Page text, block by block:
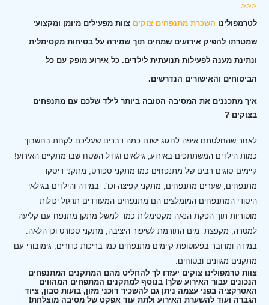
<<<
לטרמפולינו השכרת מתנפחים צוקים צוות מפעילים מיומן ומקצועי
שמטרתו להפיק אירועים שמחים תוך שמירה על בטיחות מקסימלית
ונתינת מענה לפעילות תנועתית לילדים. כל אירוע מופק עם כל
הביטוחים והאישורים הנדרשים.
איך מתכננים את המסיבה הטובה ביותר לילד שלכם עם מתנפחים
בצוקים ?
לאחר שהחלטתם איפה לחגוג ישנם כמה דברים שעליכם לקחת בחשבון:
כמות הילדים המשתתפים באירוע, גילאים וגודל השטח שבו מתקיים האירוע!
קיימים סוגים רבים של מתנפחים כמו מתקני ספורט, מתקני דיסקו
מתנפחים, שערים מתנפחים, מתקני קפיצה וכו'. במידה והילדים בגילאי
היסודי המתנפחים המומלצים הם מתנפחים המעודדים תרגול יכולות
מוטוריות תוך הפקת הנאה מקסימלית כמו למשל מתקן מתנפח עם קליעה
למטרה, מקפצת מים התורמת לשיפור היציבה, מתקני ספורט וכן הלאה.
במידה ומדובר בפעוטופת קיימים מתנפחים כמו בריכות כדורים, גימובורי עם
מתקנים מגוונים ובטוחים.
צוות טרמפולינו צוקים יעזרו לך להחליט מהם המתקנים המתנפחים
הנכונים עבור האירוע שלך! בנוסף למתקנים המתפחים המהווים
האטרקציה בפני עצמה ניתן גם להשכיר דוכני מזון, בועות סבון, ציוד
הגברה ועוד להשערת האירוע ולתת עוד אפקט של מסיבה מוצלחת!